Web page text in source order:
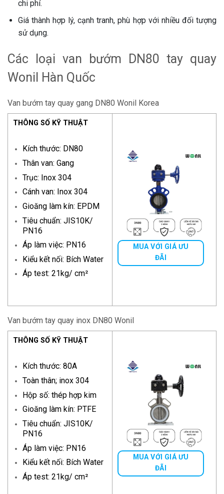
chi phí.
Giá thành hợp lý, cạnh tranh, phù hợp với nhiều đối tượng
sử dụng.
Các loại van bướm DN80 tay quay
Wonil Hàn Quốc
Van bướm tay quay gang DN80 Wonil Korea
THÔNG SỐ KỸ THUẬT
Kích thước: DN80
Thân van: Gang
Trục: Inox 304
Cánh van: Inox 304
Gioăng làm kín: EPDM
Tiêu chuẩn: JIS10K/
PN16
Áp làm việc: PN16
Kiểu kết nối: Bích Water
Áp test: 21kg/ cm²
MUA VỚI GIÁ ƯU
ĐÃI
Van bướm tay quay inox DN80 Wonil
THÔNG SỐ KỸ THUẬT
Kích thước: 80A
Toàn thân; inox 304
Hộp số: thép hợp kim
Gioăng làm kín: PTFE
Tiêu chuẩn: JIS10K/
PN16
Áp làm việc: PN16
Kiểu kết nối: Bích Water
Áp test: 21kg/ cm²
MUA VỚI GIÁ ƯU
ĐÃI